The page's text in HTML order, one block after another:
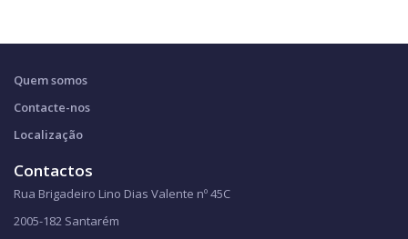
Quem somos
Contacte-nos
Localização
Contactos
Rua Brigadeiro Lino Dias Valente nº 45C
2005-182 Santarém